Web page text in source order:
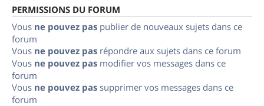
PERMISSIONS DU FORUM
Vous ne pouvez pas publier de nouveaux sujets dans ce
forum
Vous ne pouvez pas répondre aux sujets dans ce forum
Vous ne pouvez pas modifier vos messages dans ce
forum
Vous ne pouvez pas supprimer vos messages dans ce
forum